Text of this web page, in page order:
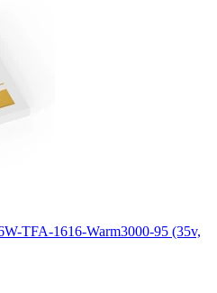
TFA-1616-Warm3000-95 (35v,